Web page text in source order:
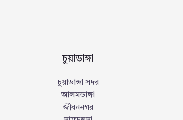
চুয়াডাঙ্গা
চুয়াডাঙ্গা সদর
আলমডাঙ্গা
জীবননগর